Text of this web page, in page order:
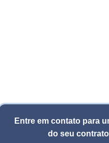
Entre em contato para
do seu